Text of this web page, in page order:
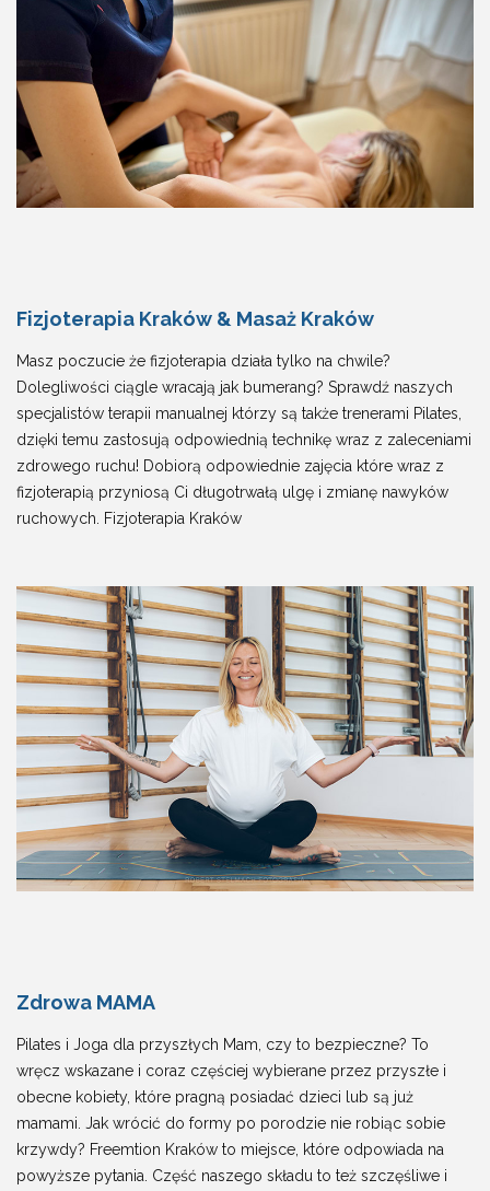
Fizjoterapia Kraków & Masaż Kraków
Masz poczucie że fizjoterapia działa tylko na chwile?
Dolegliwości ciągle wracają jak bumerang? Sprawdź naszych
specjalistów terapii manualnej którzy są także trenerami Pilates,
dzięki temu zastosują odpowiednią technikę wraz z zaleceniami
zdrowego ruchu! Dobiorą odpowiednie zajęcia które wraz z
fizjoterapią przyniosą Ci długotrwałą ulgę i zmianę nawyków
ruchowych. Fizjoterapia Kraków
Zdrowa MAMA
Pilates i Joga dla przyszłych Mam, czy to bezpieczne? To
wręcz wskazane i coraz częściej wybierane przez przyszłe i
obecne kobiety, które pragną posiadać dzieci lub są już
mamami. Jak wrócić do formy po porodzie nie robiąc sobie
krzywdy? Freemtion Kraków to miejsce, które odpowiada na
powyższe pytania. Część naszego składu to też szczęśliwe i